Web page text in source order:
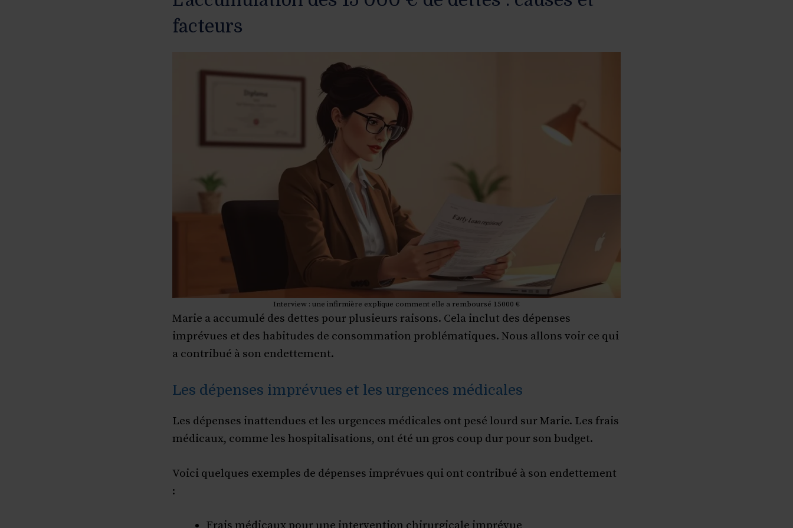
facteurs
Interview : une infirmière explique comment elle a remboursé 15000 €
Marie a accumulé des dettes pour plusieurs raisons. Cela inclut des dépenses
imprévues et des habitudes de consommation problématiques. Nous allons voir ce qui
a contribué à son endettement.
Les dépenses imprévues et les urgences médicales
Les dépenses inattendues et les urgences médicales ont pesé lourd sur Marie. Les frais
médicaux, comme les hospitalisations, ont été un gros coup dur pour son budget.
Voici quelques exemples de dépenses imprévues qui ont contribué à son endettement
: